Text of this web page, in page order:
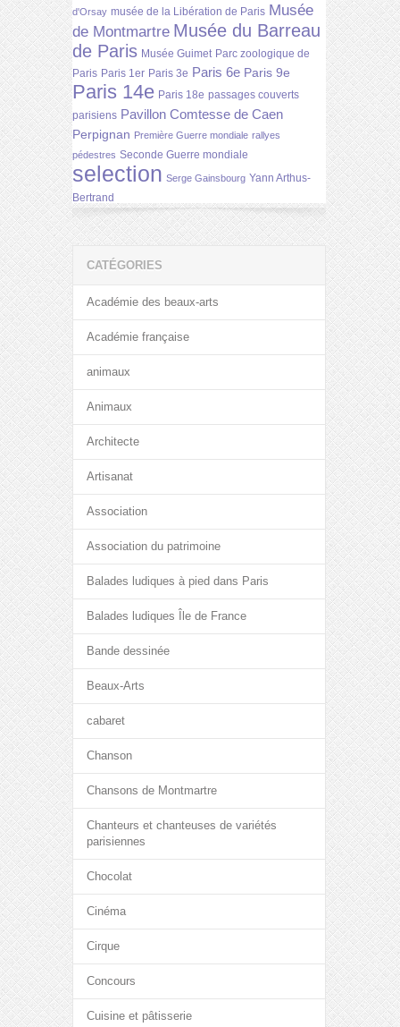
d'Orsay musée de la Libération de Paris Musée
de Montmartre Musée du Barreau
de Paris Musée Guimet Parc zoologique de
Paris Paris 1er Paris 3e Paris 6e Paris 9e
Paris 14e Paris 18e passages couverts
parisiens Pavillon Comtesse de Caen
Perpignan Première Guerre mondiale rallyes
pédestres Seconde Guerre mondiale
selection Serge Gainsbourg Yann Arthus-
Bertrand
CATÉGORIES
Académie des beaux-arts
Académie française
animaux
Animaux
Architecte
Artisanat
Association
Association du patrimoine
Balades ludiques à pied dans Paris
Balades ludiques Île de France
Bande dessinée
Beaux-Arts
cabaret
Chanson
Chansons de Montmartre
Chanteurs et chanteuses de variétés
parisiennes
Chocolat
Cinéma
Cirque
Concours
Cuisine et pâtisserie